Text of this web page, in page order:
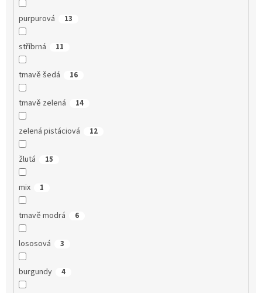
purpurová 13
stříbrná 11
tmavě šedá 16
tmavě zelená 14
zelená pistáciová 12
žlutá 15
mix 1
tmavě modrá 6
lososová 3
burgundy 4